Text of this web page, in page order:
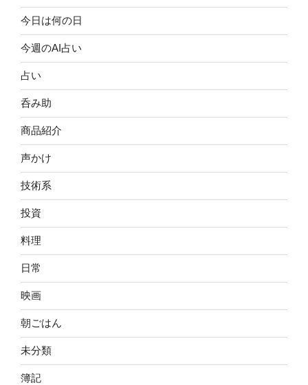
今日は何の日
今週のAI占い
占い
呑み助
商品紹介
声かけ
技術系
投資
料理
日常
映画
朝ごはん
未分類
簿記